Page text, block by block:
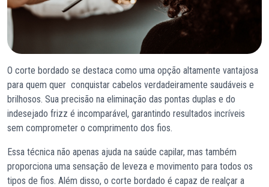
O corte bordado se destaca como uma opção altamente vantajosa
para quem quer conquistar cabelos verdadeiramente saudáveis e
brilhosos. Sua precisão na eliminação das pontas duplas e do
indesejado frizz é incomparável, garantindo resultados incríveis
sem comprometer o comprimento dos fios.
Essa técnica não apenas ajuda na saúde capilar, mas também
proporciona uma sensação de leveza e movimento para todos os
tipos de fios. Além disso, o corte bordado é capaz de realçar a